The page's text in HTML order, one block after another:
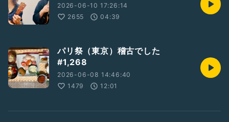
2026-06-10 17:26:14
2655
04:39
パリ祭（東京）稽古でした
#1,268
2026-06-08 14:46:40
1479
12:01